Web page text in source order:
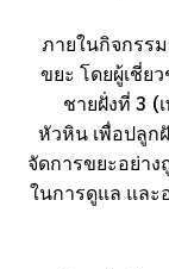
ภายในกิจกรร
ขยะ โดยผู้เชี่ย
ชายฝั่งที่ 3 (
หัวหิน เพื่อปลูก
จัดการขยะอย่าง
ในการดูแล และ